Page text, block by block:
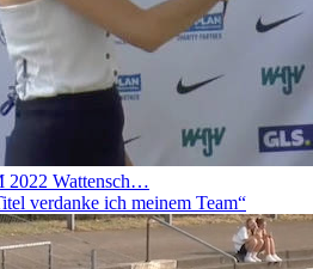
2022 Wattensch…
verdanke ich meinem Team“